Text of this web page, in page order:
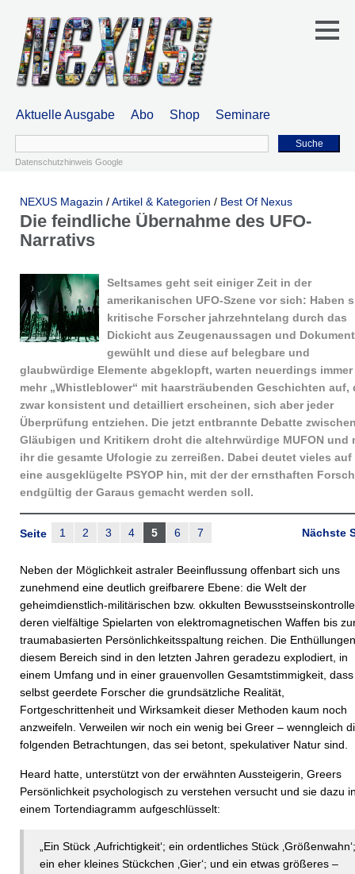
Aktuelle Ausgabe Abo Shop Seminare
Suche
Datenschutzhinweis Google
NEXUS Magazin /Artikel & Kategorien / Best Of Nexus
Die feindliche Übernahme des UFO-
Narrativs
Seltsames geht seit einiger Zeit in der
amerikanischen UFO-Szene vor sich: Haben
kritische Forscher jahrzehntelang durch das
Dickicht aus Zeugenaussagen und
gewühlt und diese auf belegbare und
glaubwürdige Elemente abgeklopft, warten neuerdings immer
mehr „Whistleblower“ mit haarsträubenden Geschichten auf,
zwar konsistent und detailliert erscheinen, sich aber jeder
Überprüfung entziehen. Die jetzt entbrannte Debatte
Gläubigen und Kritikern droht die altehrwürdige MUFON und
ihr die gesamte Ufologie zu zerreißen. Dabei deutet vieles auf
eine ausgeklügelte PSYOP hin, mit der der ernsthaften
endgültig der Garaus gemacht werden soll.
Nächste
Seite 1 2 3 4 5 6 7
Neben der Möglichkeit astraler Beeinflussung offenbart sich uns
zunehmend eine deutlich greifbarere Ebene: die Welt der
geheimdienstlich-militärischen bzw. okkulten
deren vielfältige Spielarten von elektromagnetischen Waffen bis
traumabasierten Persönlichkeitsspaltung reichen. Die
diesem Bereich sind in den letzten Jahren geradezu explodiert, in
einem Umfang und in einer grauenvollen Gesamtstimmigkeit, dass
selbst geerdete Forscher die grundsätzliche Realität,
Fortgeschrittenheit und Wirksamkeit dieser Methoden kaum noch
anzweifeln. Verweilen wir noch ein wenig bei Greer – wenngleich
folgenden Betrachtungen, das sei betont, spekulativer Natur sind.
Heard hatte, unterstützt von der erwähnten Aussteigerin, Greers
Persönlichkeit psychologisch zu verstehen versucht und sie dazu
einem Tortendiagramm aufgeschlüsselt:
„Ein Stück ‚Aufrichtigkeit‘; ein ordentliches Stück ‚Größenwahn‘;
ein eher kleines Stückchen ‚Gier‘; und ein etwas größeres –